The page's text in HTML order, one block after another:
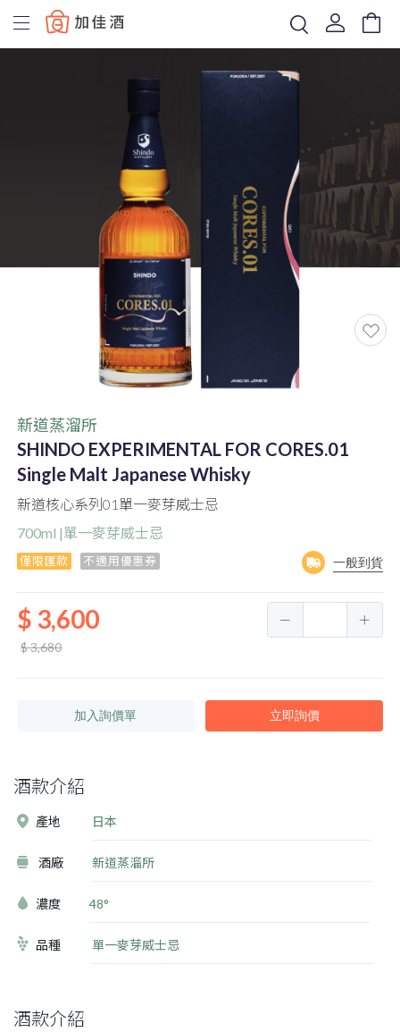
Baccus
新道蒸溜所
SHINDO EXPERIMENTAL FOR CORES.01
Single Malt Japanese Whisky
新道核心系列01單一麥芽威士忌
700ml |單一麥芽威士忌
僅限匯款 不適用優惠券 一般到貨
$ 3,600
$ 3,680
加入詢價單 立即詢價
酒款介紹
產地 日本
酒廠 新道蒸溜所
濃度 48°
品種 單一麥芽威士忌
酒款介紹